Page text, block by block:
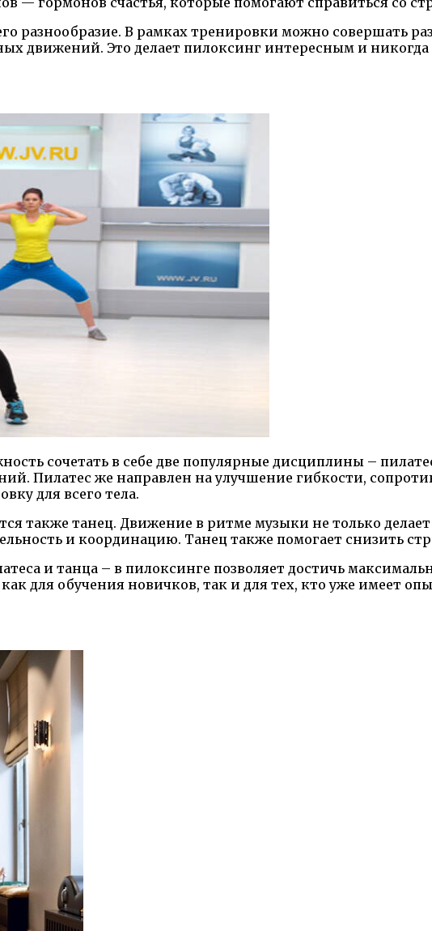
разнообразие. В рамках тренировки можно совершать
движений. Это делает пилоксинг интересным и
сочетать в себе две популярные дисциплины –
Пилатес же направлен на улучшение гибкости,
для всего тела.
также танец. Движение в ритме музыки не только
и координацию. Танец также помогает снизить
и танца – в пилоксинге позволяет достичь
для обучения новичков, так и для тех, кто уже имеет